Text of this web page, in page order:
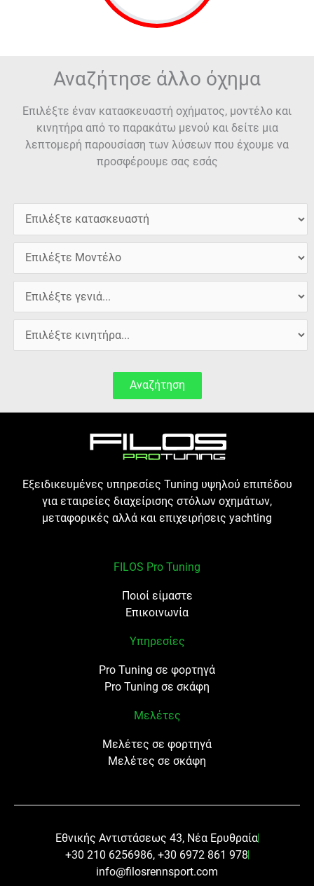
Αναζήτησε άλλο όχημα
Επιλέξτε έναν κατασκευαστή οχήματος, μοντέλο και
κινητήρα από το παρακάτω μενού και δείτε μια
λεπτομερή παρουσίαση των λύσεων που έχουμε να
προσφέρουμε σας εσάς
Αναζήτηση
Εξειδικευμένες υπηρεσίες Tuning υψηλού επιπέδου
για εταιρείες διαχείρισης στόλων οχημάτων,
μεταφορικές αλλά και επιχειρήσεις yachting
FILOS Pro Tuning
Ποιοί είμαστε
Επικοινωνία
Υπηρεσίες
Pro Tuning σε φορτηγά
Pro Tuning σε σκάφη
Μελέτες
Μελέτες σε φορτηγά
Μελέτες σε σκάφη
Εθνικής Αντιστάσεως 43, Νέα Ερυθραία
+30 210 6256986, +30 6972 861 978
info@filosrennsport.com